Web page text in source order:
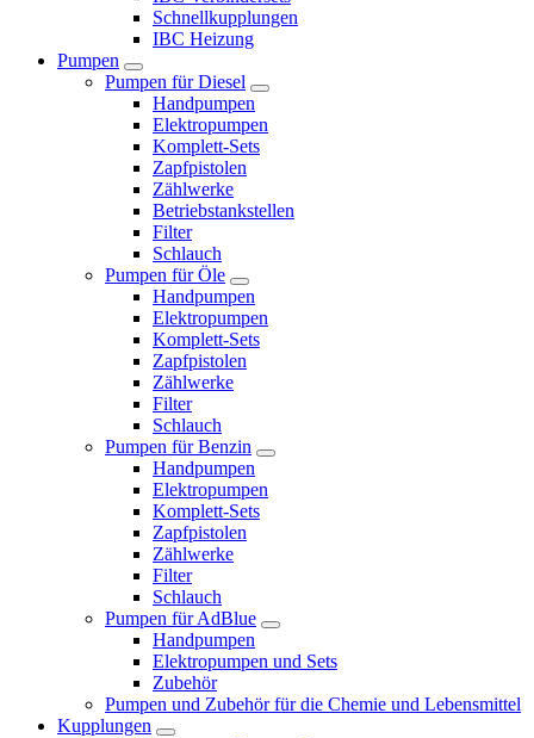
Schnellkupplungen
IBC Heizung
Pumpen
Pumpen für Diesel
Handpumpen
Elektropumpen
Komplett-Sets
Zapfpistolen
Zählwerke
Betriebstankstellen
Filter
Schlauch
Pumpen für Öle
Handpumpen
Elektropumpen
Komplett-Sets
Zapfpistolen
Zählwerke
Filter
Schlauch
Pumpen für Benzin
Handpumpen
Elektropumpen
Komplett-Sets
Zapfpistolen
Zählwerke
Filter
Schlauch
Pumpen für AdBlue
Handpumpen
Elektropumpen und Sets
Zubehör
Pumpen und Zubehör für die Chemie und Lebensmittel
Kupplungen